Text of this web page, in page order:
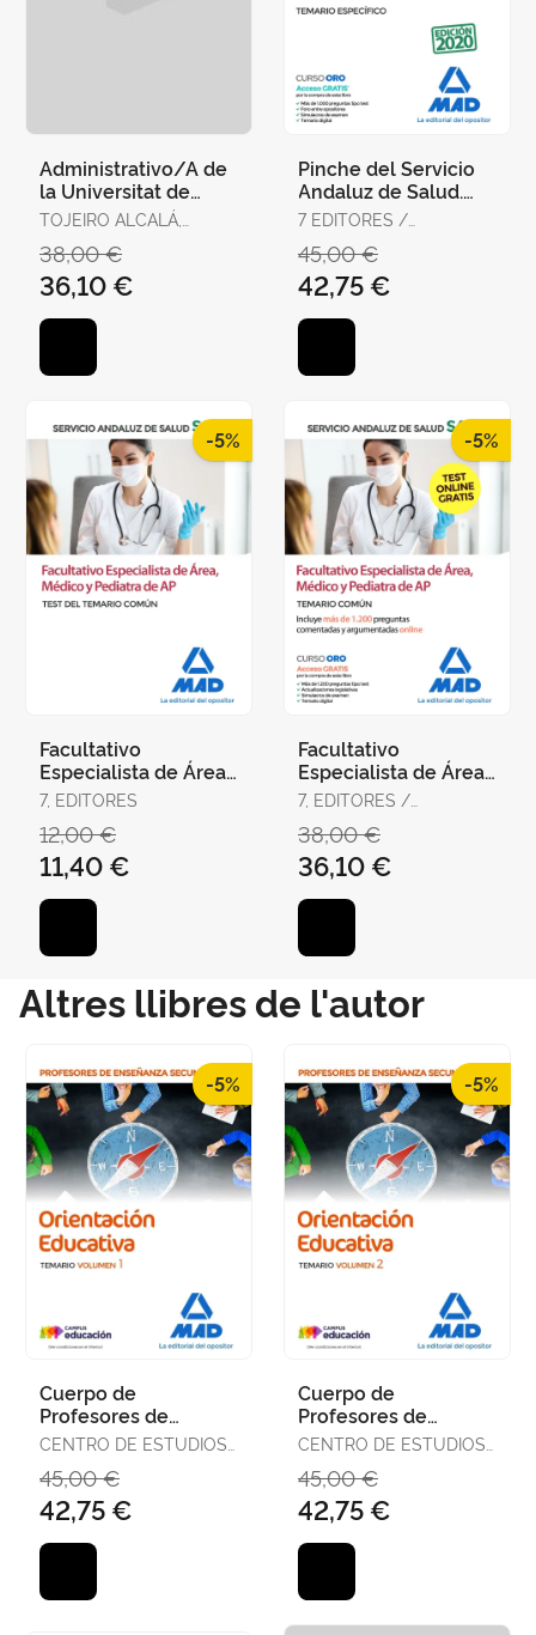
Administrativo/A de
la Universitat de
València. Temario,
Test y Supuestos
Prácti
TOJEIRO ALCALÁ,
38,00 €
36,10 €
Pinche del Servicio
Andaluz de Salud.
Temario Específico
7 EDITORES /
JOSÉ MANUEL /
SERRANO BARCENA,
ANA MARÍA /
GONZÁLEZ CABALLERO,
45,00 €
42,75 €
-5%
Facultativo
Especialista de Área,
Médico y Pediatra de
Atención Primaria del
Ser
7, EDITORES
12,00 €
11,40 €
-5%
Facultativo
Especialista de Área,
Médico y Pediatra de
Atención Primaria del
Ser
7, EDITORES /
FRANCISCO ENRIQUE /
GÓMEZ MARTÍNEZ,
DOMINGO / GUERRERO
ARROYO, JOSÉ
38,00 €
36,10 €
Altres llibres de l'autor
-5%
Cuerpo de
Profesores de
Enseñanza
Orientación
Educativa. Temario
Vo
CENTRO DE ESTUDIOS
45,00 €
42,75 €
-5%
Cuerpo de
Profesores de
Enseñanza
Orientación
Educativa. Temario
Vo
CENTRO DE ESTUDIOS
45,00 €
42,75 €